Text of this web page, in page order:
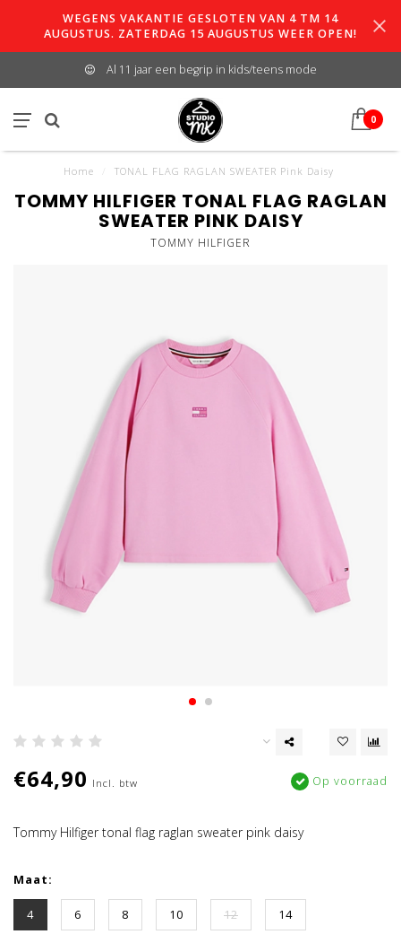
WEGENS VAKANTIE GESLOTEN VAN 4 TM 14
AUGUSTUS. ZATERDAG 15 AUGUSTUS WEER OPEN!
Al 11 jaar een begrip in kids/teens mode
0
Home TONAL FLAG RAGLAN SWEATER Pink Daisy
TOMMY HILFIGER TONAL FLAG RAGLAN
SWEATER PINK DAISY
TOMMY HILFIGER
€64,90 Incl. btw Op voorraad
Tommy Hilfiger tonal flag raglan sweater pink daisy
Maat:
4 6 8 10 12 14